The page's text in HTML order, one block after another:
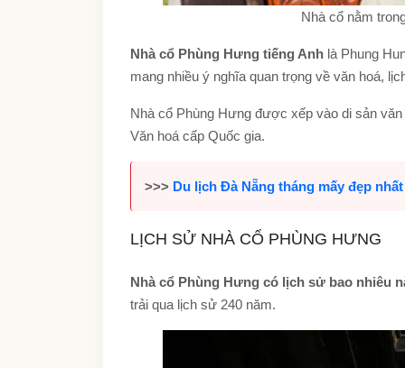
Nhà cổ nằm
Nhà cổ Phùng Hưng tiếng Anh là Phung
mang nhiều ý nghĩa quan trọng về văn hoá,
Nhà cổ Phùng Hưng được xếp vào di sản
Văn hoá cấp Quốc gia.
>>> Du lịch Đà Nẵng tháng mấy đẹp nhất
LỊCH SỬ NHÀ CỔ PHÙNG HƯNG
Nhà cổ Phùng Hưng có lịch sử bao nhiêu
trải qua lịch sử 240 năm.